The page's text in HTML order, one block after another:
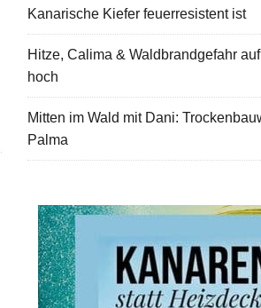
Kanarische Kiefer feuerresistent ist
Hitze, Calima & Waldbrandgefahr
hoch
Mitten im Wald mit Dani:
Palma